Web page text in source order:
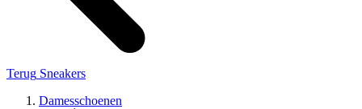
Terug Sneakers
Damesschoenen